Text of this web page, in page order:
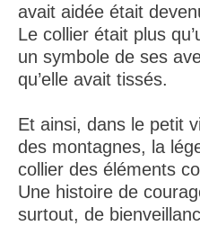
avait aidée était
Le collier était plus
un symbole de ses
qu’elle avait tissés.
Et ainsi, dans le petit
des montagnes, la
collier des éléments
Une histoire de
surtout, de